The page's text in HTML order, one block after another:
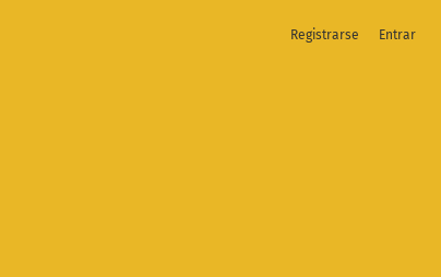
Registrarse Entrar